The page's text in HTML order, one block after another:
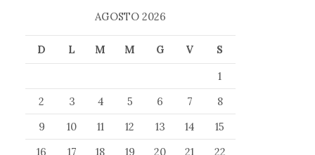
AGOSTO 2026
D L M M G V
S
1
2
3 4 5 6 7
8
9
10 11 12 13 14
15
16
17 18 19 20 21
22